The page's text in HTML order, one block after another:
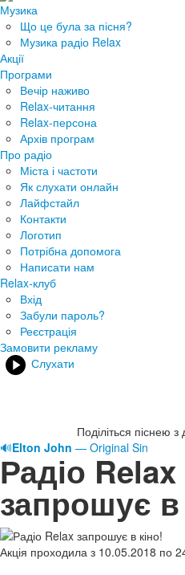
Музика
Що це була за пісня?
Музика радіо Relax
Акції
Програми
Вечір наживо
Relax-читання
Relax-персона
Архів програм
Про радіо
Міста і частоти
Як слухати онлайн
Лайфстайл
Контакти
Логотип
Потрібна допомога
Написати нам
Relax-клуб
Вхід
Забули пароль?
Реєстрація
Замовити рекламу
Слухати
Поділіться піснею
🔊Elton John — Original Sin
Радіо Relax
запрошує в
Акція проходила з 10.05.2018 по